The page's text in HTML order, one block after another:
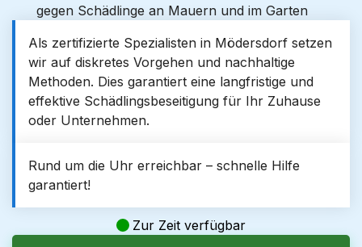
gegen Schädlinge an Mauern und im Garten
Als zertifizierte Spezialisten in Mödersdorf setzen
wir auf diskretes Vorgehen und nachhaltige
Methoden. Dies garantiert eine langfristige und
effektive Schädlingsbeseitigung für Ihr Zuhause
oder Unternehmen.
Rund um die Uhr erreichbar – schnelle Hilfe
garantiert!
Zur Zeit verfügbar